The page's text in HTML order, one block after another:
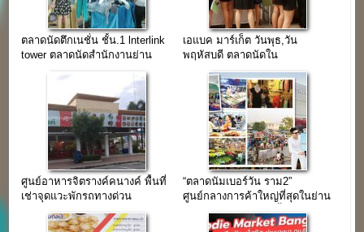
ตลาดนัดตึกเนชั่น ชั้น.1 lnterlink
tower ตลาดนัดสำนักงานย่าน
เอแบค มาร์เก็ต วันพุธ,วัน
พฤหัสบดี ตลาดนัดใน
มหาวิทยาลัยเอกชนย่านบางนา
ศูนย์อาหารจิตรางค์คนางค์ พื้นที่
เช่าจุดแวะพักรถทางด่วน
“ตลาดนัมเบอร์วัน ราม2”
ศูนย์กลางการค้าใหญ่ที่สุดในย่าน
กรุงเทพฯตะวันออก (พื้นที่เช่าลด
40 %)